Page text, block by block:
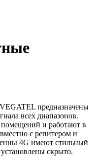
предназначены
всех диапазонов.
и работают в
с репитером и
4G имеют стильный
скрыто.